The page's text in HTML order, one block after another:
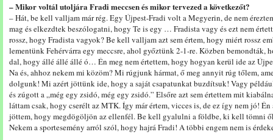
– Mikor voltál utoljára Fradi meccsen és mikor tervezed a következőt?
– Hát, be kell valljam már rég. Egy Újpest-Fradi volt a Megyerin, de nem
mag és elkezdtek beszólogatni, hogy Te is egy … Fradista vagy és ezt nem
rossz, hogy Fradista vagyok? Be kell valljam azt sem értem, hogy miért rossz
lementünk Fehérvárra egy meccsre, ahol győztünk 2-1-re. Közben bemondták,
dal, hogy állé állé állé ó… Én meg nem értettem, hogy hogyan kerül ide az
Na és, ahhoz nekem mi közöm? Mi rúgjunk hármat, ő meg annyit rúg tőlem,
dolgunk! Mi azért jöttünk ide, hogy a saját csapatunkat buzdítsuk! Vagy
és zúgott a „még egy zsidó, még egy zsidó.” Elsőre azt sem értettem mit
láttam csak, hogy cserélt az MTK. Így már értem, vicces is, de ez így nem jó!
jöttem, hogy megdögöljön az ellenfél. Be kell gyalulni a földbe, ki kell tömni
Nekem a sportesemény arról szól, hogy hajrá Fradi! A többi engem nem is